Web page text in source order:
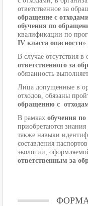
ответственное за
обращение с
обучения по
квалификации по
IV класса опасности».
В случае отсутствия
ответственного за
обязанность
Лица допущенные в
отходов, обязаны
обращению с
В рамках обучения
приобретаются знания
также навыки
составления
экологии,
ответственным за